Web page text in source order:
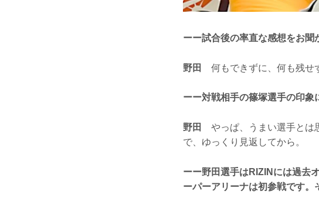
ーー試合後の率直な感想をお聞
野田 何もできずに、何も残せ
ーー対戦相手の篠塚選手の印象
野田
やっぱ、うまい選手とは
で、ゆっくり見返してから。
ーー野田選手はRIZINには過去
ーパーアリーナは初参戦です。